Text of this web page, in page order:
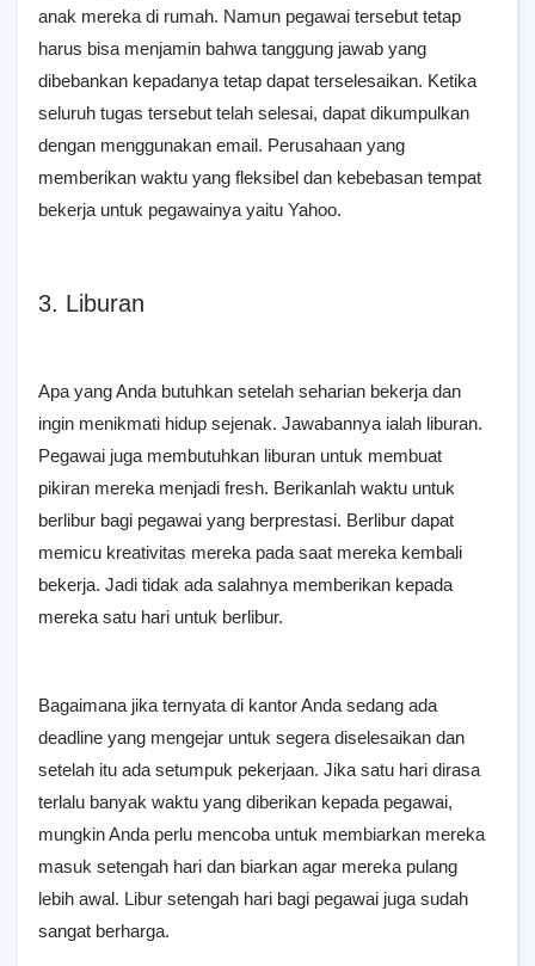
anak mereka di rumah. Namun pegawai tersebut tetap
harus bisa menjamin bahwa tanggung jawab yang
dibebankan kepadanya tetap dapat terselesaikan. Ketika
seluruh tugas tersebut telah selesai, dapat dikumpulkan
dengan menggunakan email. Perusahaan yang
memberikan waktu yang fleksibel dan kebebasan tempat
bekerja untuk pegawainya yaitu Yahoo.
3. Liburan
Apa yang Anda butuhkan setelah seharian bekerja dan
ingin menikmati hidup sejenak. Jawabannya ialah liburan.
Pegawai juga membutuhkan liburan untuk membuat
pikiran mereka menjadi fresh. Berikanlah waktu untuk
berlibur bagi pegawai yang berprestasi. Berlibur dapat
memicu kreativitas mereka pada saat mereka kembali
bekerja. Jadi tidak ada salahnya memberikan kepada
mereka satu hari untuk berlibur.
Bagaimana jika ternyata di kantor Anda sedang ada
deadline yang mengejar untuk segera diselesaikan dan
setelah itu ada setumpuk pekerjaan. Jika satu hari dirasa
terlalu banyak waktu yang diberikan kepada pegawai,
mungkin Anda perlu mencoba untuk membiarkan mereka
masuk setengah hari dan biarkan agar mereka pulang
lebih awal. Libur setengah hari bagi pegawai juga sudah
sangat berharga.